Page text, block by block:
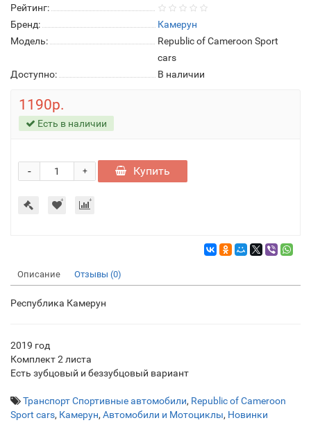
Рейтинг:
Бренд:
Камерун
Модель:
Republic of Cameroon Sport
cars
Доступно:
В наличии
1190р.
Есть в наличии
+
- Купить
Описание Отзывы (0)
Республика Камерун
2019 год
Комплект 2 листа
Есть зубцовый и беззубцовый вариант
Транспорт Спортивные автомобили, Republic of Cameroon
Sport cars, Камерун, Автомобили и Мотоциклы, Новинки